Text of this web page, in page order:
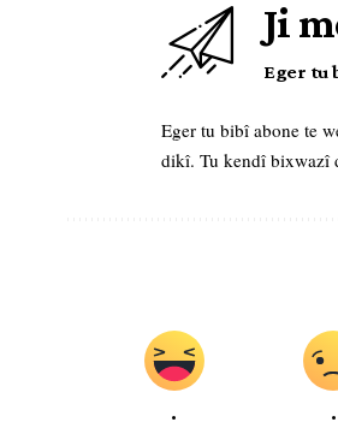
Ji
Eger tu
Eger tu bibî abone te
dikî. Tu kendî bixwazî
. .